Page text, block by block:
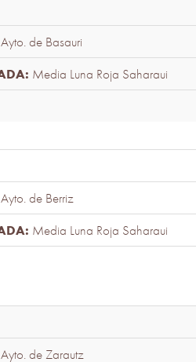
Ayto. de Basauri
Media Luna Roja Saharaui
Ayto. de Berriz
Media Luna Roja Saharaui
Ayto. de Zarautz